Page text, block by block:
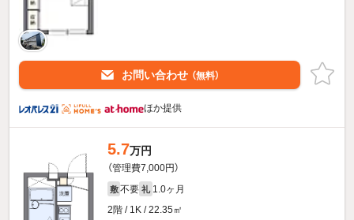
お問い合わせ （無料）
ほか提供
5.7万円
（管理費7,000円）
敷 不要 礼 1.0ヶ月
2階 / 1K / 22.35㎡